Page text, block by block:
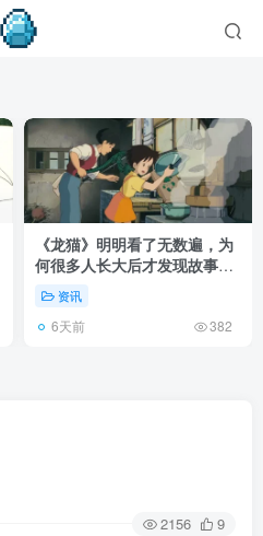
《龙猫》明明看了无数遍，为
何很多人长大后才发现故事根
本不在 1988 年！
资讯
6天前 382
2156 9